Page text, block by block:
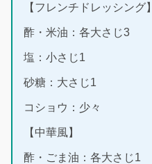
【フレンチドレッシング】
酢・米油：各大さじ3
塩：小さじ1
砂糖：大さじ1
コショウ：少々
【中華風】
酢・ごま油：各大さじ1